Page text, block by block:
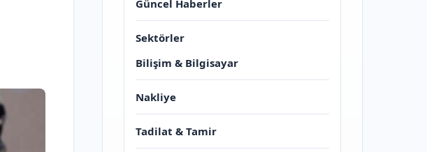
Güncel Haberler
Sektörler
Bilişim & Bilgisayar
Nakliye
Tadilat & Tamir